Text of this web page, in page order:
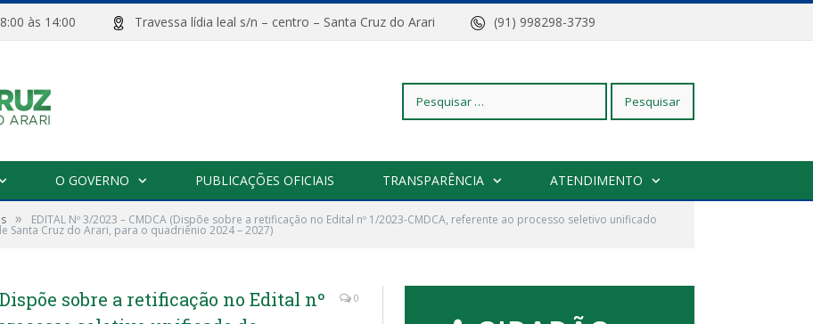
08:00 às 14:00 Travessa lídia leal s/n – centro – Santa Cruz do Arari (91) 998298-3739
Pesquisar
por:
O GOVERNO PUBLICAÇÕES OFICIAIS TRANSPARÊNCIA ATENDIMENTO
» EDITAL Nº 3/2023 – CMDCA (Dispõe sobre a retificação no Edital nº 1/2023-CMDCA, referente ao processo seletivo unificado
Cruz do Arari, para o quadriênio 2024 – 2027)
sobre a retificação no Edital nº
0